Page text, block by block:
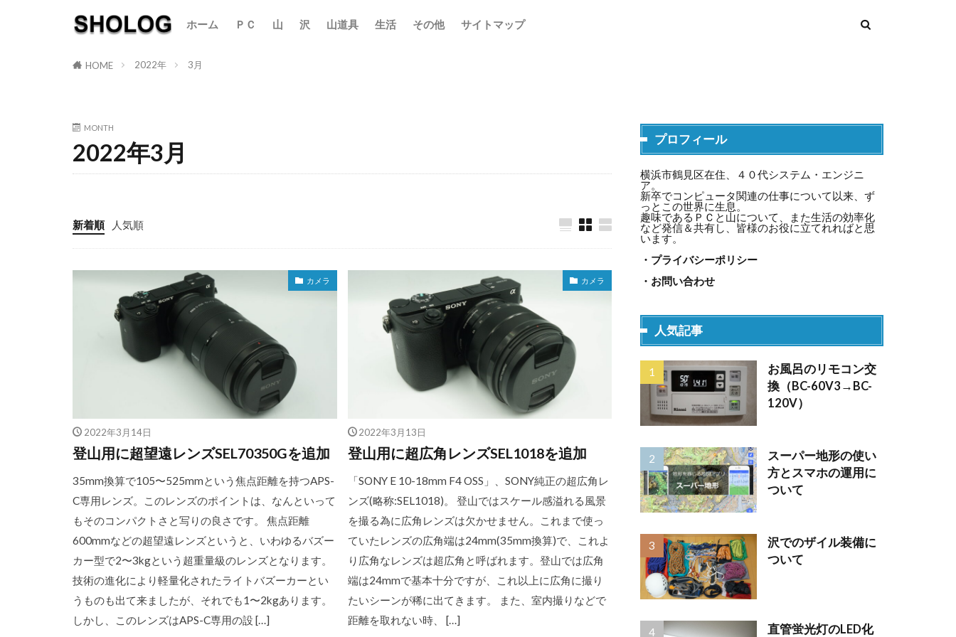
ホーム ＰＣ 山 沢 山道具 生活 その他 サイトマップ
HOME 2022年 3月
MONTH
2022年3月
新着順 人気順
カメラ
2022年3月14日
登山用に超望遠レンズSEL70350Gを追加
35mm換算で105〜525mmという焦点距離を持つAPS-
C専用レンズ。このレンズのポイントは、なんといって
もそのコンパクトさと写りの良さです。 焦点距離
600mmなどの超望遠レンズというと、いわゆるバズー
カー型で2〜3kgという超重量級のレンズとなります。
技術の進化により軽量化されたライトバズーカーとい
うものも出て来ましたが、それでも1〜2kgあります。
しかし、このレンズはAPS-C専用の設 […]
カメラ
2022年3月13日
登山用に超広角レンズSEL1018を追加
「SONY E 10-18mm F4 OSS」、SONY純正の超広角レ
ンズ(略称:SEL1018)。 登山ではスケール感溢れる風景
を撮る為に広角レンズは欠かせません。これまで使っ
ていたレンズの広角端は24mm(35mm換算)で、これよ
り広角なレンズは超広角と呼ばれます。登山では広角
端は24mmで基本十分ですが、これ以上に広角に撮り
たいシーンが稀に出てきます。 また、室内撮りなどで
距離を取れない時、 […]
プロフィール
横浜市鶴見区在住、４０代システム・エンジニ
ア。
新卒でコンピュータ関連の仕事について以来、ず
っとこの世界に生息。
趣味であるＰＣと山について、また生活の効率化
など発信＆共有し、皆様のお役に立てれればと思
います。
・プライバシーポリシー
・お問い合わせ
人気記事
お風呂のリモコン交
換（BC-60V3→BC-
120V）
スーパー地形の使い
方とスマホの運用に
ついて
沢でのザイル装備に
ついて
直管蛍光灯のLED化